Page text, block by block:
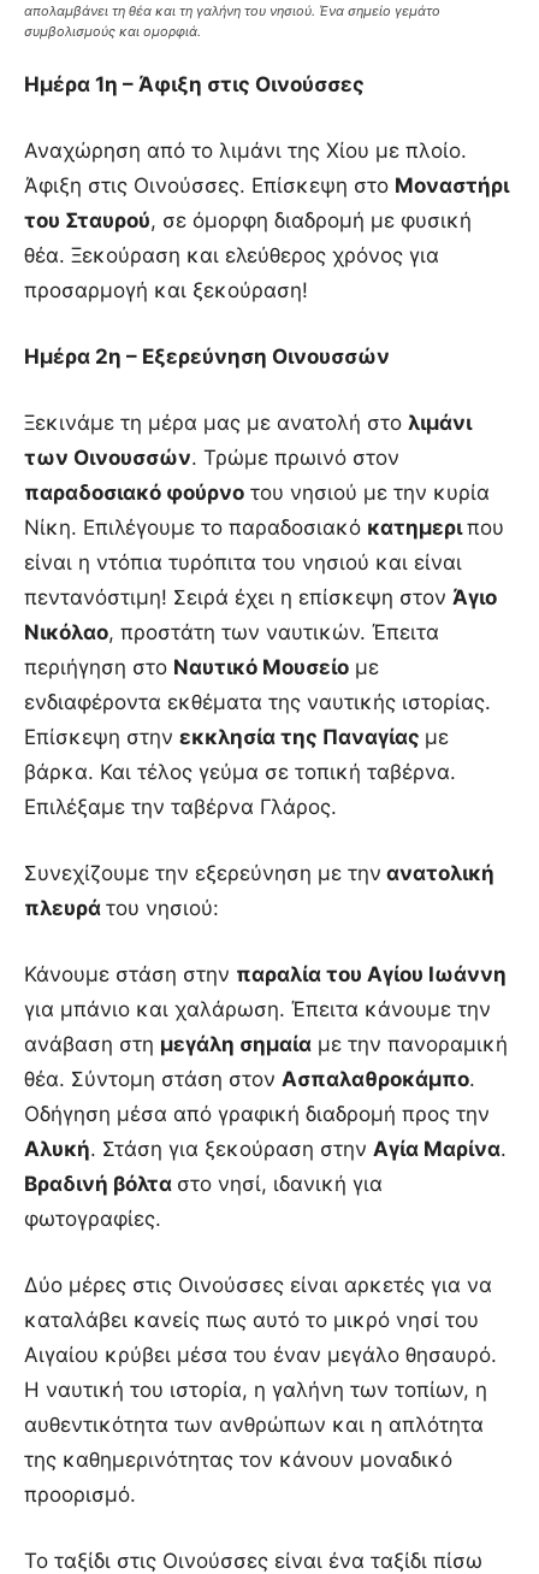
απολαμβάνει τη θέα και τη γαλήνη του νησιού. Ένα σημείο γεμάτο
συμβολισμούς και ομορφιά.
Ημέρα 1η – Άφιξη στις Οινούσσες
Αναχώρηση από το λιμάνι της Χίου με πλοίο.
Άφιξη στις Οινούσσες. Επίσκεψη στο Μοναστήρι
του Σταυρού, σε όμορφη διαδρομή με φυσική
θέα. Ξεκούραση και ελεύθερος χρόνος για
προσαρμογή και ξεκούραση!
Ημέρα 2η – Εξερεύνηση Οινουσσών
Ξεκινάμε τη μέρα μας με ανατολή στο λιμάνι
των Οινουσσών. Τρώμε πρωινό στον
παραδοσιακό φούρνο του νησιού με την κυρία
Νίκη. Επιλέγουμε το παραδοσιακό κατημεριπου
είναι η ντόπια τυρόπιτα του νησιού και είναι
πεντανόστιμη! Σειρά έχει η επίσκεψη στον Άγιο
Νικόλαο, προστάτη των ναυτικών. Έπειτα
περιήγηση στο Ναυτικό Μουσείο με
ενδιαφέροντα εκθέματα της ναυτικής ιστορίας.
Επίσκεψη στην εκκλησία της Παναγίας με
βάρκα. Και τέλος γεύμα σε τοπική ταβέρνα.
Επιλέξαμε την ταβέρνα Γλάρος.
Συνεχίζουμε την εξερεύνηση με την ανατολική
πλευρά του νησιού:
Κάνουμε στάση στην παραλία του Αγίου Ιωάννη
για μπάνιο και χαλάρωση. Έπειτα κάνουμε την
ανάβαση στη μεγάλη σημαία με την πανοραμική
θέα. Σύντομη στάση στον Ασπαλαθροκάμπο.
Οδήγηση μέσα από γραφική διαδρομή προς την
Αλυκή. Στάση για ξεκούραση στην Αγία Μαρίνα.
Βραδινή βόλτα στο νησί, ιδανική για
φωτογραφίες.
Δύο μέρες στις Οινούσσες είναι αρκετές για να
καταλάβει κανείς πως αυτό το μικρό νησί του
Αιγαίου κρύβει μέσα του έναν μεγάλο θησαυρό.
Η ναυτική του ιστορία, η γαλήνη των τοπίων, η
αυθεντικότητα των ανθρώπων και η απλότητα
της καθημερινότητας τον κάνουν μοναδικό
προορισμό.
Το ταξίδι στις Οινούσσες είναι ένα ταξίδι πίσω